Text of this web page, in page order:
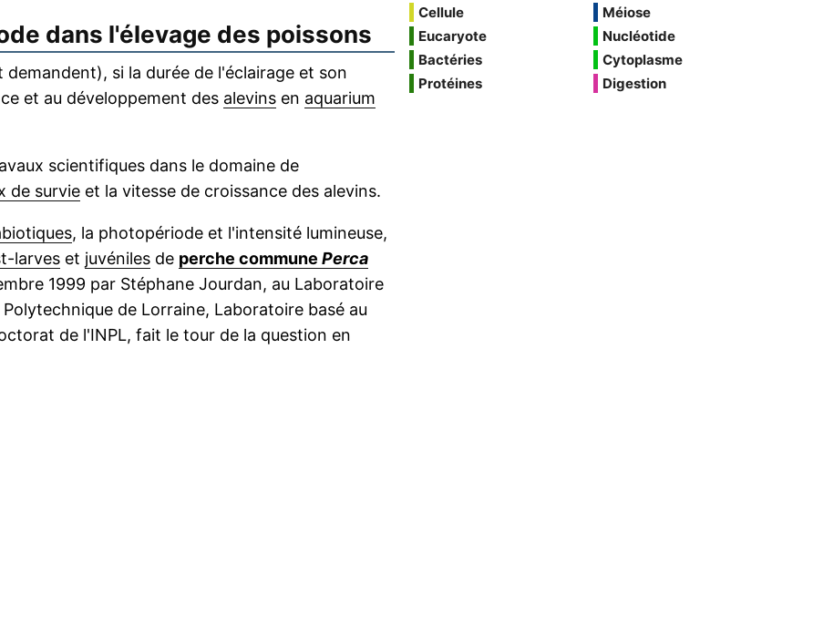
dans l'élevage des poissons
demandent), si la durée de l'éclairage et son
et au développement des alevins en aquarium
scientifiques dans le domaine de
de survie et la vitesse de croissance des alevins.
, la photopériode et l'intensité lumineuse,
larves et juvéniles de perche commune Perca
1999 par Stéphane Jourdan, au Laboratoire
de Lorraine, Laboratoire basé au
de l'INPL, fait le tour de la question en
Cellule
Eucaryote
Bactéries
Protéines
Méiose
Nucléotide
Cytoplasme
Digestion